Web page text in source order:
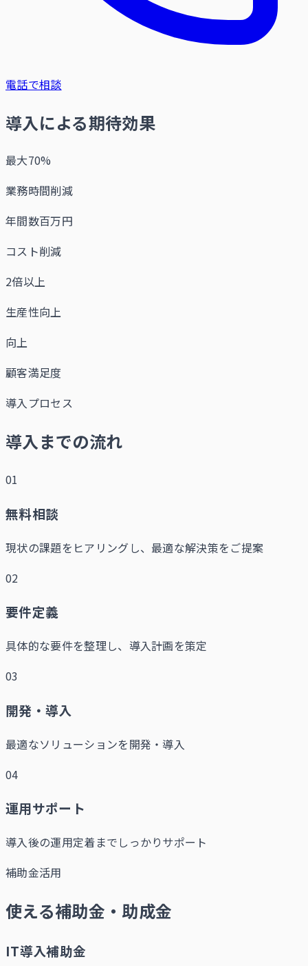
電話で相談
導入による期待効果
最大70%
業務時間削減
年間数百万円
コスト削減
2倍以上
生産性向上
向上
顧客満足度
導入プロセス
導入までの流れ
01
無料相談
現状の課題をヒアリングし、最適な解決策をご提案
02
要件定義
具体的な要件を整理し、導入計画を策定
03
開発・導入
最適なソリューションを開発・導入
04
運用サポート
導入後の運用定着までしっかりサポート
補助金活用
使える補助金・助成金
IT導入補助金